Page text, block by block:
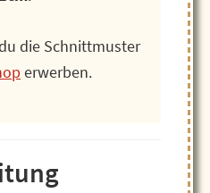
die Schnittmuster
erwerben.